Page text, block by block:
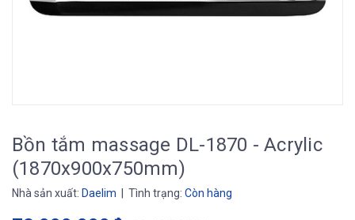
Bồn tắm massage DL-1870 - Acrylic
(1870x900x750mm)
Nhà sản xuất: Daelim | Tình trạng: Còn hàng